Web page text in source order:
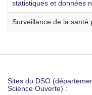
statistiques et données
Surveillance de la santé
Sites du DSO
Science Ouverte) :